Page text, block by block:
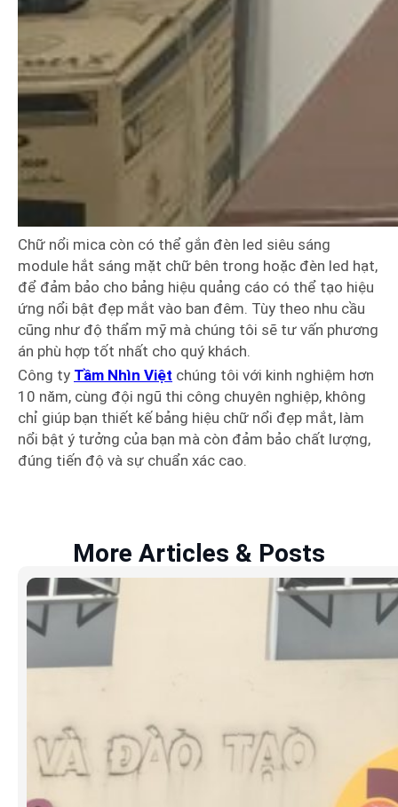
Chữ nổi mica còn có thể gắn đèn led siêu sáng
module hắt sáng mặt chữ bên trong hoặc đèn led hạt,
để đảm bảo cho bảng hiệu quảng cáo có thể tạo hiệu
ứng nổi bật đẹp mắt vào ban đêm. Tùy theo nhu cầu
cũng như độ thẩm mỹ mà chúng tôi sẽ tư vấn phương
án phù hợp tốt nhất cho quý khách.
Công ty Tầm Nhìn Việt chúng tôi với kinh nghiệm hơn
10 năm, cùng đội ngũ thi công chuyên nghiệp, không
chỉ giúp bạn thiết kế bảng hiệu chữ nổi đẹp mắt, làm
nổi bật ý tưởng của bạn mà còn đảm bảo chất lượng,
đúng tiến độ và sự chuẩn xác cao.
More Articles & Posts